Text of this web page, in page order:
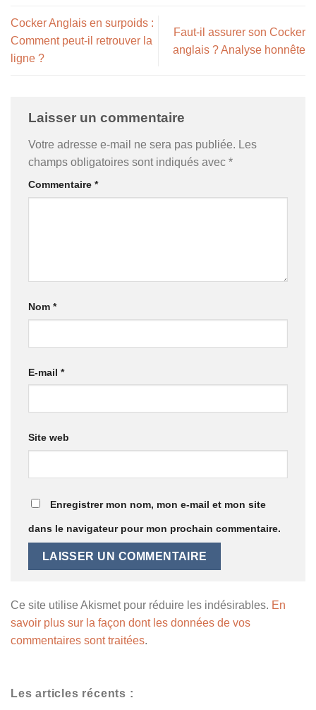
Cocker Anglais en surpoids :
Comment peut-il retrouver la
ligne ?
Faut-il assurer son Cocker
anglais ? Analyse honnête
Laisser un commentaire
Votre adresse e-mail ne sera pas publiée. Les
champs obligatoires sont indiqués avec *
Commentaire *
Nom *
E-mail *
Site web
Enregistrer mon nom, mon e-mail et mon site
dans le navigateur pour mon prochain commentaire.
Ce site utilise Akismet pour réduire les indésirables. En
savoir plus sur la façon dont les données de vos
commentaires sont traitées.
Les articles récents :